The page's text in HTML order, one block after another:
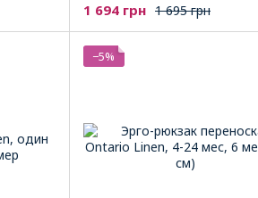
1 695 грн
1 694 грн
−5%